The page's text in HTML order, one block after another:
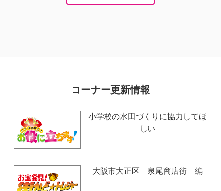
コーナー更新情報
小学校の水田づくりに協力してほ
しい
大阪市大正区 泉尾商店街 編